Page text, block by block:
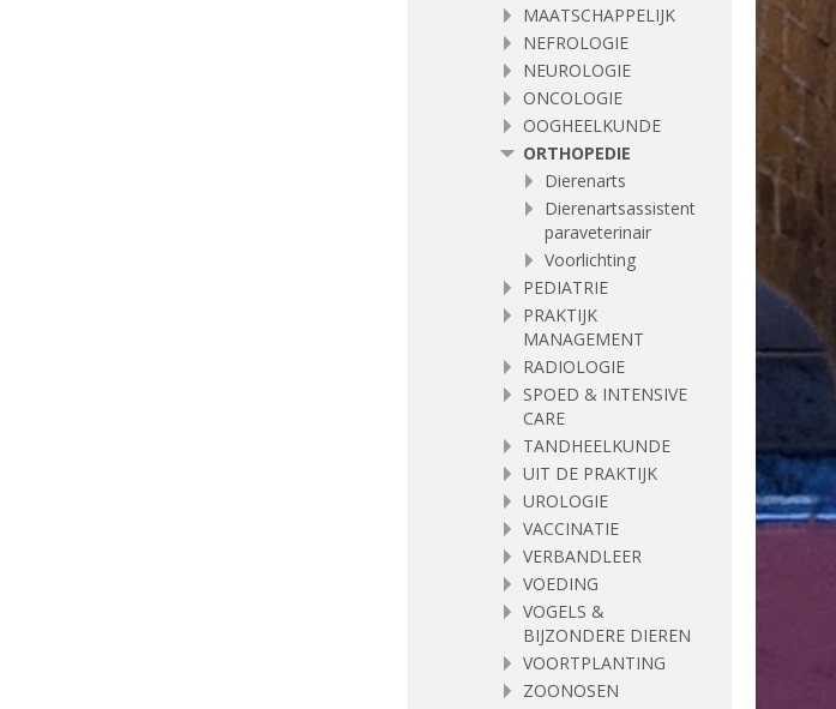
MAATSCHAPPELIJK
NEFROLOGIE
NEUROLOGIE
ONCOLOGIE
OOGHEELKUNDE
ORTHOPEDIE
Dierenarts
Dierenartsassistent
paraveterinair
Voorlichting
PEDIATRIE
PRAKTIJK
MANAGEMENT
RADIOLOGIE
SPOED & INTENSIVE
CARE
TANDHEELKUNDE
UIT DE PRAKTIJK
UROLOGIE
VACCINATIE
VERBANDLEER
VOEDING
VOGELS &
BIJZONDERE DIEREN
VOORTPLANTING
ZOONOSEN